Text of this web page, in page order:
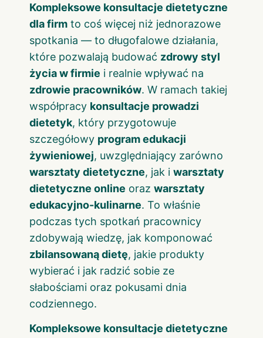
Kompleksowe konsultacje dietetyczne
dla firm to coś więcej niż jednorazowe
spotkania — to długofalowe działania,
które pozwalają budować zdrowy styl
życia w firmie i realnie wpływać na
zdrowie pracowników. W ramach takiej
współpracy konsultacje prowadzi
dietetyk, który przygotowuje
szczegółowy program edukacji
żywieniowej, uwzględniający zarówno
warsztaty dietetyczne, jak i warsztaty
dietetyczne online oraz warsztaty
edukacyjno-kulinarne. To właśnie
podczas tych spotkań pracownicy
zdobywają wiedzę, jak komponować
zbilansowaną dietę, jakie produkty
wybierać i jak radzić sobie ze
słabościami oraz pokusami dnia
codziennego.
Kompleksowe konsultacje dietetyczne